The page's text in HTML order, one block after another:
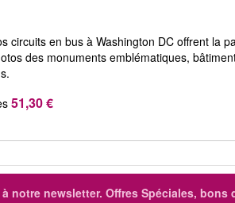
circuits en bus à Washington DC offrent la
des monuments emblématiques,
51,30 €
notre newsletter. Offres Spéciales, bons